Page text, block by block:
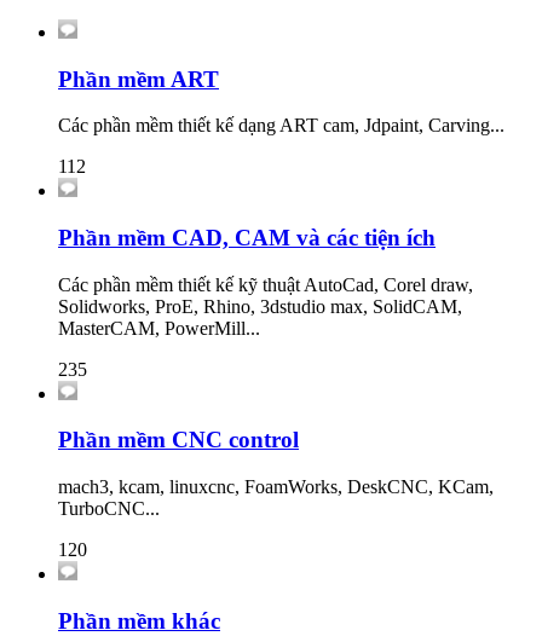
Phần mềm ART
Các phần mềm thiết kế dạng ART cam, Jdpaint, Carving...
112
Phần mềm CAD, CAM và các tiện ích
Các phần mềm thiết kế kỹ thuật AutoCad, Corel draw,
Solidworks, ProE, Rhino, 3dstudio max, SolidCAM,
MasterCAM, PowerMill...
235
Phần mềm CNC control
mach3, kcam, linuxcnc, FoamWorks, DeskCNC, KCam,
TurboCNC...
120
Phần mềm khác